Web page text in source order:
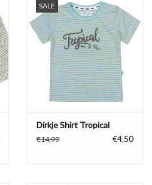
SALE
Dirkje Shirt Tropical
€14,99 €4,50